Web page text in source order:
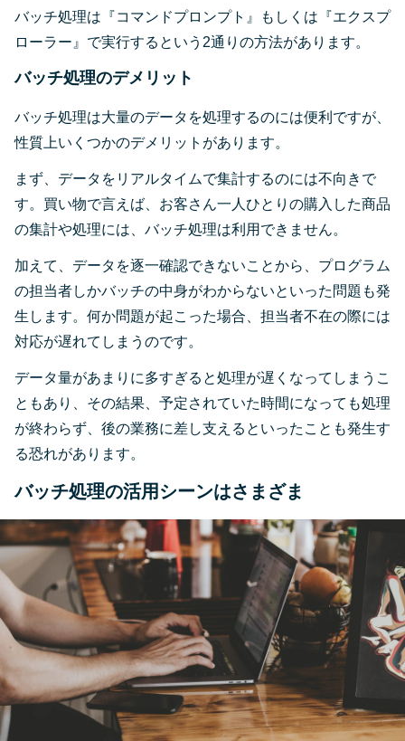
バッチ処理は『コマンドプロンプト』もしくは『エクスプ
ローラー』で実行するという2通りの方法があります。
バッチ処理のデメリット
バッチ処理は大量のデータを処理するのには便利ですが、
性質上いくつかのデメリットがあります。
まず、データをリアルタイムで集計するのには不向きで
す。買い物で言えば、お客さん一人ひとりの購入した商品
の集計や処理には、バッチ処理は利用できません。
加えて、データを逐一確認できないことから、プログラム
の担当者しかバッチの中身がわからないといった問題も発
生します。何か問題が起こった場合、担当者不在の際には
対応が遅れてしまうのです。
データ量があまりに多すぎると処理が遅くなってしまうこ
ともあり、その結果、予定されていた時間になっても処理
が終わらず、後の業務に差し支えるといったことも発生す
る恐れがあります。
バッチ処理の活用シーンはさまざま